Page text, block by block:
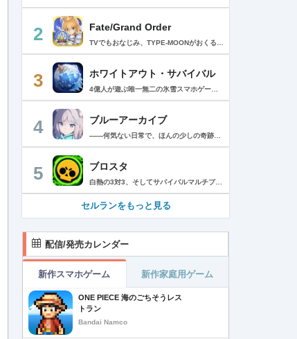
2 Fate/Grand Order
3 ホワイトアウト・サバイバル
4 ブルーアーカイブ
5 ブロスタ
白熱の3対3、そしてサバイバルマルチプレイを楽しめるモバイルゲーム！3分間で展開する様々なゲームモード… 友達と共闘するもよし、一人で戦うもよし。 強力な必殺技や特殊能力を持ったキャラクターを入手して、アップグレードしましょう。ユニークなスキンを集めれば、戦場でひときわ目立つこと間違いなし！ブロスタワールドの不思議なステージで、バトルを繰り広げましょう！ ブロスタは無料でダウンロードおよびプレイが可能ですが、一部のゲーム内アイテムを有料で購入いただくことも可能です（ランダムなアイテムを含む）。ゲーム内アイテムの有料購入を希望しない場合は、デバイスの設定からアプリ内課金を無効にしてください。 様々なゲームモードで戦おう エメラルドハント（3対3）：チームの仲間と共に敵チームに勝利！エメラルドを10個集めたら最後まで守り抜きましょう。倒されるとエメラルドも失います。 バトルロイヤル（ソロ/デュオ）：生き残りをかけたサバイバルモード。キャラクターのパワーアップを集めましょう。デュオまたはソロモードを選んだら、大混乱の戦場で最後まで生き延びた者が勝者となります。そして勝者がすべてを独り占めします！ ブロストライカー（3対3）：ひと味違うゲームモードです！サッカーの腕試しといきましょう。先に2ゴールを決めたチームが勝利します。なおレッドカードはありませんので、激しいバトルにご注意ください。 賞金稼ぎ（3対3）：敵を倒して星を獲得！自分の星も守り抜きましょう。より多くの星を集めたチームの勝利です。 強奪（3対3）：チームの金庫を守りながら、敵チームの金庫の破壊を目指します。ひっそりと前進したら、豪快にお宝までの道を切り拓きましょう！ 特別イベント：期間限定の特別な対人および対CPUゲームモードです。 チャンピオンシップチャレンジ：ブロスタのゲーム内予選に参加して、eスポーツの世界に飛び込みましょう！ キャラクターのアンロックとアップグレード 強力な必殺技や特殊能力を持ったキャラクターを集めて、アップグレードしましょう。キャラクターを強化して、ユニークなスキンを集めましょう。 ブロスタパス クエストやブロスタボックス、エメラルド、ピンズ、そしてブロスタパス限定スキンなど、特典が盛りだくさん！シーズンごとに特典は変わります。 MVPプレイヤーになろう ローカルのランキングを駆け上がり、あなたの強さを証明しましょう！ どんな時も進化しよう 新たなキャラクターやスキン、マップ、特別イベント、ゲームモードを探し求めましょう。 特徴： 3対3のリアルタイム対戦で世界中のプレイヤーとバトル 白熱のモバイル向けサバイバルマルチプレイ 独自の攻撃や必殺技を持った、強力な新キャラクターをアンロック 日々入れ替わるイベントとゲームモード バトルは一人でも、フレンドと一緒でもプレイ可能 グローバルまたはローカルのランキングを駆け上がろう 仲間とクラブを結成したり参加したりして、情報交換しながら共に戦おう スキンをアンロックしてキャラクターをカスタマイズ プレイヤーが作った攻略の難しい新マップ クラッシュ・オブ・クラン、クラッシュ・ロワイヤル、ブーム・ビーチの制作会社がお届けするバトルゲーム！ サポート： サポートが必要な際は、ゲーム内の設定の「ヘルプとサポート」からご連絡いただくか、http://supercell.helpshift.com/a/brawl-stars/をご覧ください。 プライバシーポリシー： http://supercell.com/en/privacy-policy/jp/ サービス利用規約： http://supercell.com/en/terms-of-service/jp/ 保護者の皆さまへ： http://supercell.com/en/parents/jp/
セルランをもっと見る
配信/発売カレンダー
新作スマホゲーム 新作家庭用ゲーム
ONE PIECE 海のごちそうレス
トラン
Bandai Namco